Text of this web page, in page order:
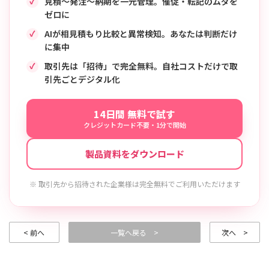
ゼロに
AIが相見積もり比較と異常検知。あなたは判断だけ
に集中
取引先は「招待」で完全無料。自社コストだけで取
引先ごとデジタル化
14日間 無料で試す
クレジットカード不要・1分で開始
製品資料をダウンロード
※ 取引先から招待された企業様は完全無料でご利用いただけます
< 前へ 一覧へ戻る > 次へ >